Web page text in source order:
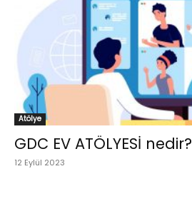
Atölye
GDC EV ATÖLYESİ nedir?
12 Eylül 2023